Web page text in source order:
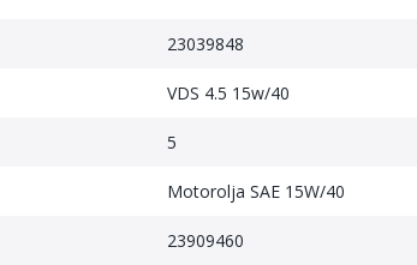
23039848
VDS 4.5 15w/40
5
Motorolja SAE 15W/40
23909460